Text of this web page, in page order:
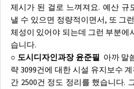
제시가 된 걸로 느껴져요. 예산 규
낼 수 있으면 정량적이면서, 또 그
체성이 있어야 되는데 그런 부분에
습니다.
○ 도시디자인과장 윤준필 아까 말
략 3099건에 대한 시설 유지보수
간 2500건 정도 정리를 했습니다.